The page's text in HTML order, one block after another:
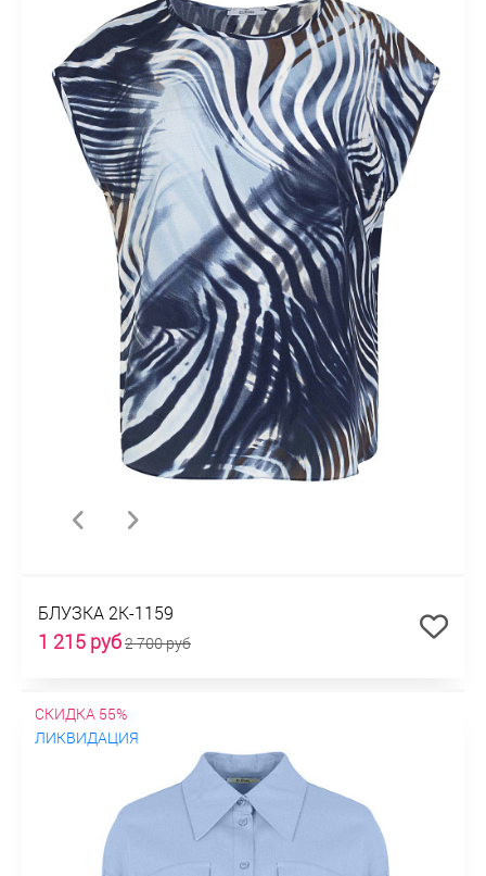
БЛУЗКА 2К-1159
1 215 руб2 700 руб
СКИДКА 55%
ЛИКВИДАЦИЯ